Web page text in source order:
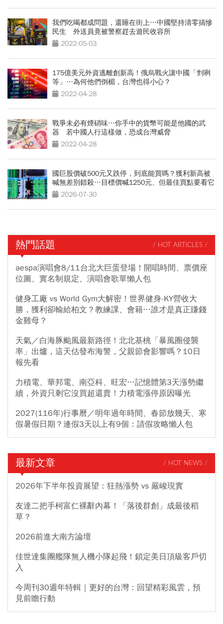
我們吃喝都成問題，還睡在街上…中國堅持清零搞慘
民生 外送員竟被警察趕去遊民收容所
2022-05-03
175億美元外資逃離創新高！俄烏戰火讓中國「剉咧
等」…為何他們倒楣，台灣也得小心？
2022-04-28
戰爭未必有煙硝味…你手中的貨幣可能是他國的武
器 若中國人行這樣做，恐成台灣威脅
2022-04-28
國巨股價破500元又跌停，到底能買嗎？獲利新高被
喊無差別錯殺…目標價喊1250元、但最佳買點要看它
2026-07-30
熱門話題 / HOT ARTICLES /
aespa演唱會8/11台北大巨蛋登場！開唱時間、票價座
位圖、實名制規定、演唱會歌單懶人包
健身工廠 vs World Gym大解密！世界健身-KY營收大
勝，獲利卻輸給柏文？教練課、會籍…誰才是真正賺錢
金雞母？
天氣／白海豚颱風最新路徑！北北基桃「暴風圈侵襲
率」出爐，這天估發布海警，父親節會影響嗎？10日
報先看
力積電、華邦電、南亞科、旺宏…記憶體第3天漲勢繼
續，外資只剩它沒買超還賣！力積電漲停原因曝光
2027(116年)行事曆／明年過年時間、春節放幾天、寒
假暑假日期？連假3天以上有9個：請假攻略懶人包
最新文章 / HOT NEWS /
2026年下半年投資展望：狂熱漲勢 vs 嚴峻現實
友達二把手柯富仁裸辭內幕！「落後群創」成最後稻
草？
2026前進大南方論壇
佳世達集團艦隊無人機小隊起飛！鎖定美日頂級客戶切
入
今周刊30週年特輯｜更好的台灣：回望精彩風雲，預
見前瞻行動